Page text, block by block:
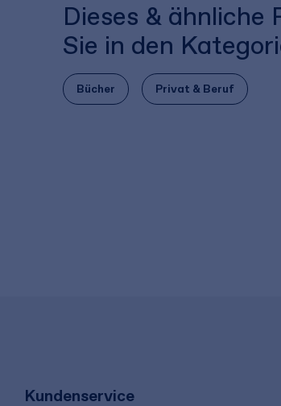
Dieses & ähnliche
Sie in den
Bücher Privat & Beruf
Kundenservice